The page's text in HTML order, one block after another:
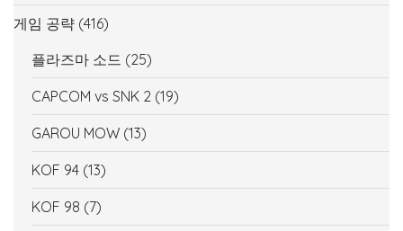
게임 공략 (416)
플라즈마 소드 (25)
CAPCOM vs SNK 2 (19)
GAROU MOW (13)
KOF 94 (13)
KOF 98 (7)